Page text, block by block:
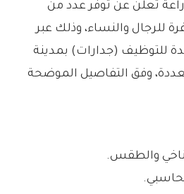
تعلن عن توفر عدد من
للرجال والنساء، وذلك عبر
للتوظيف (جدارات) بمدينة
وفق التفاصيل الموضحة
والطقس.